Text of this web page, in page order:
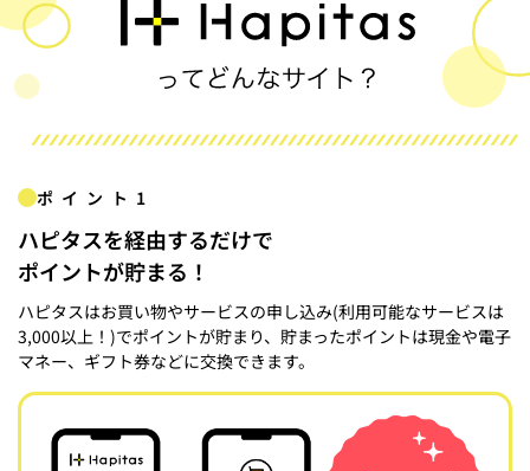
ポイント1
ハピタスを経由するだけで
ポイントが貯まる！
ハピタスはお買い物やサービスの申し込み(利用可能なサービスは
3,000以上！)でポイントが貯まり、貯まったポイントは現金や電子
マネー、ギフト券などに交換できます。